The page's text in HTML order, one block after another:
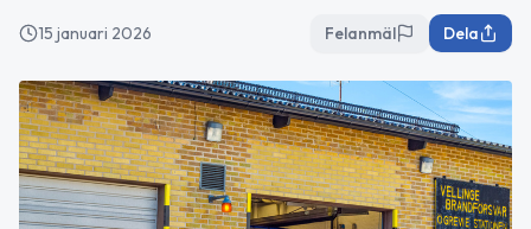
15 januari 2026 Felanmäl Dela